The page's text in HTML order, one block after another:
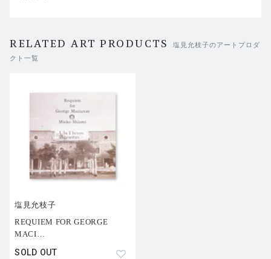
が担当。
MUSEUM OF CONTEMPORARY ART. ARCHIVE Ⅱ: FLU
XUS AND ITS SURROUNDINGS」に掲載された作品であ
り、今回の復刻音源は関連プロジェクトである（「NPO T
elescope」協力）「サウンドアーカイヴ II」としてもクレ
ジットされます。
トラックリスト：
RELATED ART PRODUCTS
塩見允枝子のアートプロダ
クト一覧
塩見允枝子
REQUIEM FOR GEORGE
MACI
SOLD OUT